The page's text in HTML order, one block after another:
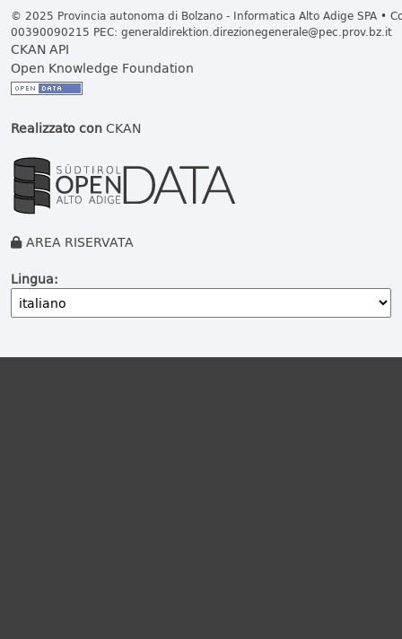
© 2025 Provincia autonoma di Bolzano - Informatica Alto Adige SPA •
00390090215 PEC: generaldirektion.direzionegenerale@pec.prov.bz.it
CKAN API
Open Knowledge Foundation
Realizzato conCKAN
AREA RISERVATA
Lingua